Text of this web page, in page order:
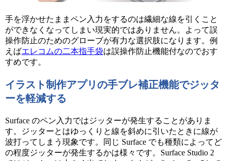
手を浮かせたままペン入力をするのは繊細な線を引くこと
ができなくなってしまい現実的ではありません。よって誤
操作防止のためのグローブが有力な選択肢になります。例
えばエレコムの二本指手袋は誤操作防止機能付なのでおす
すめです。
イラスト制作アプリの手ブレ補正機能でジッタ
ーを軽減する
Surface のペン入力ではジッターが発生することがありま
す。ジッターとはゆっくりと線を斜めに引いたときに線が
波打ってしまう現象です。同じ Surface でも種類によってど
の程度ジッターが発生するかは様々です。Surface Studio 2